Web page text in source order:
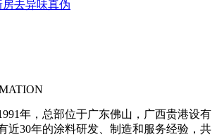
房去异味真伪
年，总部位于广东佛山，广西贵港设有
近30年的涂料研发、制造和服务经验，共